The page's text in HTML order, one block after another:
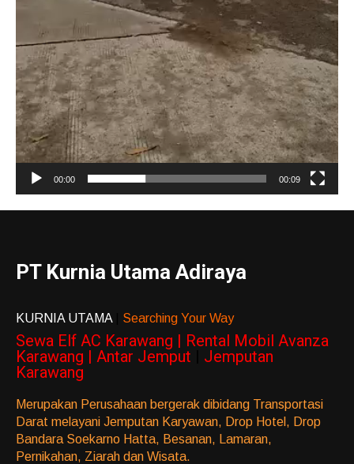
00:00 00:09
PT Kurnia Utama Adiraya
KURNIA UTAMA Searching Your Way
Sewa Elf AC Karawang | Rental Mobil Avanza
Karawang | Antar Jemput
Jemputan
Karawang
Merupakan Perusahaan bergerak dibidang Transportasi
Darat melayani Jemputan Karyawan, Drop Hotel, Drop
Bandara Soekarno Hatta, Besanan, Lamaran,
Pernikahan, Ziarah dan Wisata.